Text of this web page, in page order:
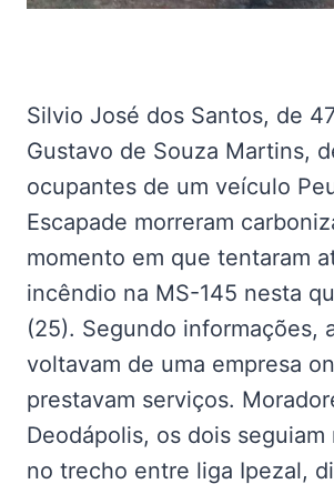
Silvio José dos Santos, de
Gustavo de Souza Martins,
ocupantes de um veículo
Escapade morreram
momento em que tentaram
incêndio na MS-145 nesta
(25). Segundo informações,
voltavam de uma empresa
prestavam serviços.
Deodápolis, os dois
no trecho entre liga Ipezal,